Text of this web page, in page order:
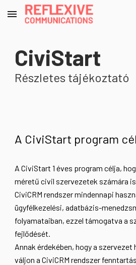
Skip to main content
CiviStart
Részletes tájékoztató
A CiviStart program
A CiviStart 1 éves program célja,
méretű civil szervezetek számára
CiviCRM rendszer mindennapi
ügyfélkezelési, adatbázis-
folyamataiban, ezzel támogatva a
fejlődését.
Annak érdekében, hogy a
váljon a CiviCRM rendszer